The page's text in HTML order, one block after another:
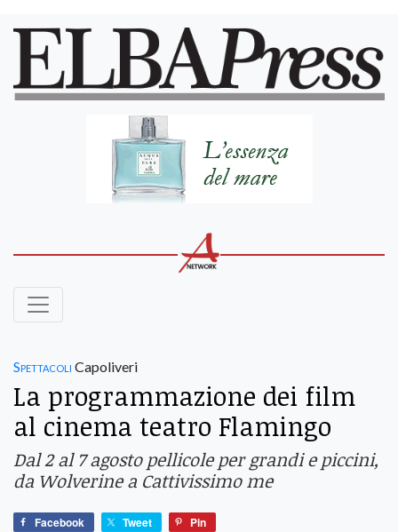
Spettacoli Capoliveri
La programmazione dei film
al cinema teatro Flamingo
Dal 2 al 7 agosto pellicole per grandi e piccini,
da Wolverine a Cattivissimo me
Facebook Tweet Pin